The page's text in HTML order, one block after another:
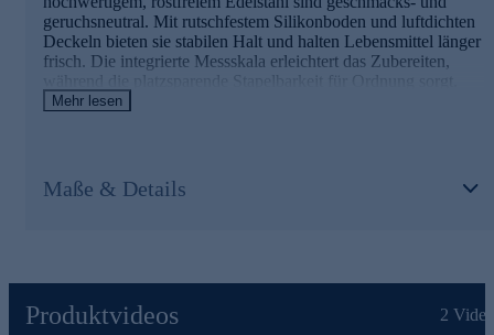
geruchsneutral. Mit rutschfestem Silikonboden und luftdichten
Deckeln bieten sie stabilen Halt und halten Lebensmittel länger
frisch. Die integrierte Messskala erleichtert das Zubereiten,
während die platzsparende Stapelbarkeit für Ordnung sorgt.
Ideal für Rühren, Servieren, Aufbewahren oder Mitnehmen zu
Bringen Sie jetzt Funktionalität und Stil in Ihre Küche und
Mehr lesen
Maße & Details
Produktvideos 2